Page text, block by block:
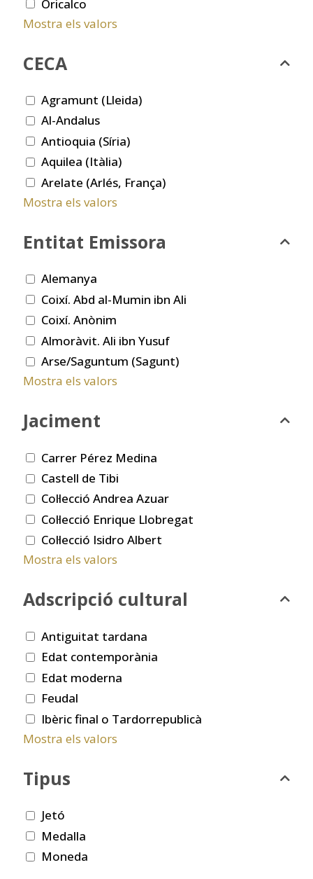
Oricalco
Mostra els valors
CECA
Agramunt (Lleida)
Al-Andalus
Antioquia (Síria)
Aquilea (Itàlia)
Arelate (Arlés, França)
Mostra els valors
Entitat Emissora
Alemanya
Coixí. Abd al-Mumin ibn Ali
Coixí. Anònim
Almoràvit. Ali ibn Yusuf
Arse/Saguntum (Sagunt)
Mostra els valors
Jaciment
Carrer Pérez Medina
Castell de Tibi
Col·lecció Andrea Azuar
Col·lecció Enrique Llobregat
Col·lecció Isidro Albert
Mostra els valors
Adscripció cultural
Antiguitat tardana
Edat contemporània
Edat moderna
Feudal
Ibèric final o Tardorrepublicà
Mostra els valors
Tipus
Jetó
Medalla
Moneda